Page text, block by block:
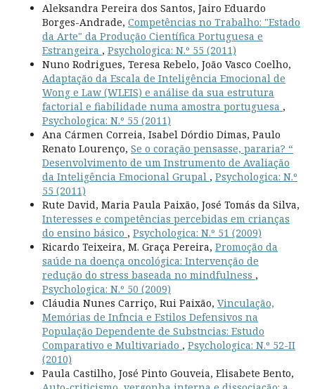
Aleksandra Pereira dos Santos, Jairo Eduardo
Borges-Andrade, Competências no Trabalho: "Estado
da Arte" da Produção Científica Portuguesa e
Estrangeira , Psychologica: N.º 55 (2011)
Nuno Rodrigues, Teresa Rebelo, João Vasco Coelho,
Adaptação da Escala de Inteligência Emocional de
Wong e Law (WLEIS) e análise da sua estrutura
factorial e fiabilidade numa amostra portuguesa ,
Psychologica: N.º 55 (2011)
Ana Cármen Correia, Isabel Dórdio Dimas, Paulo
Renato Lourenço, Se o coração pensasse, pararia? “
Desenvolvimento de um Instrumento de Avaliação
da Inteligência Emocional Grupal , Psychologica: N.º
55 (2011)
Rute David, Maria Paula Paixão, José Tomás da Silva,
Interesses e competências percebidas em crianças
do ensino básico , Psychologica: N.º 51 (2009)
Ricardo Teixeira, M. Graça Pereira, Promoção da
saúde na doença oncológica: Intervenção de
redução do stress baseada no mindfulness ,
Psychologica: N.º 50 (2009)
Cláudia Nunes Carriço, Rui Paixão, Vinculação,
Memórias de Infncia e Estilos Defensivos na
População Dependente de Substncias: Estudo
Comparativo e Multivariado , Psychologica: N.º 52-II
(2010)
Paula Castilho, José Pinto Gouveia, Elisabete Bento,